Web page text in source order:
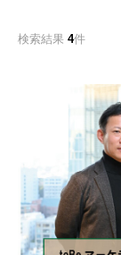
検索結果 4件